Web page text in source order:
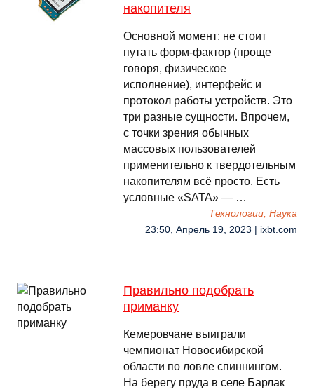
накопителя
Основной момент: не стоит
путать форм-фактор (проще
говоря, физическое
исполнение), интерфейс и
протокол работы устройств. Это
три разные сущности. Впрочем,
с точки зрения обычных
массовых пользователей
применительно к твердотельным
накопителям всё просто. Есть
условные «SATA» — …
Технологии, Наука
23:50, Апрель 19, 2023 | ixbt.com
Правильно подобрать
приманку
Кемеровчане выиграли
чемпионат Новосибирской
области по ловле спиннингом.
На берегу пруда в селе Барлак